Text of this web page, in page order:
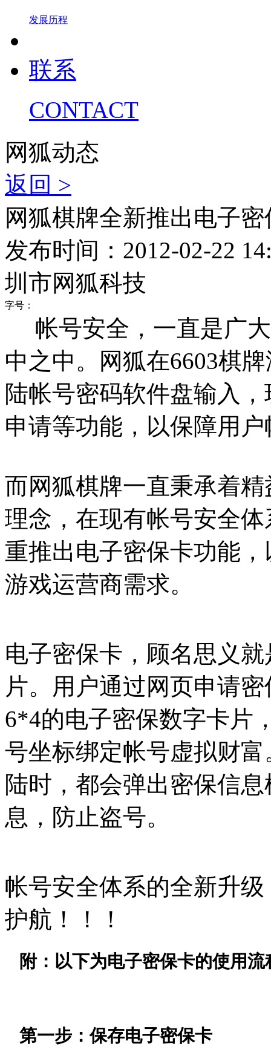
发展历程
联系
CONTACT
网狐动态
返回 >
网狐棋牌全新推出电子
发布时间：2012-02-22
圳市网狐科技
字号：
帐号安全，一直是广
中之中。网狐在6603棋
陆帐号密码软件盘输入
申请等功能，以保障用
而网狐棋牌一直秉承着
理念，在现有帐号安全
重推出电子密保卡功能
游戏运营商需求。
电子密保卡，顾名思义
片。用户通过网页申请
6*4的电子密保数字卡片
号坐标绑定帐号虚拟财
陆时，都会弹出密保信
息，防止盗号。
帐号安全体系的全新升
护航！！！
附：以下为电子密保卡的使用流
第一步：保存电子密保卡